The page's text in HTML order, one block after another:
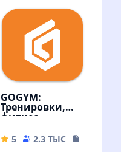
GOGYM:
Тренировки,
фитнес
5 2.3 ТЫС